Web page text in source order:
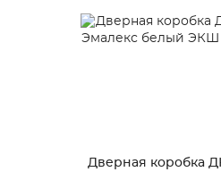
Дверная коробка